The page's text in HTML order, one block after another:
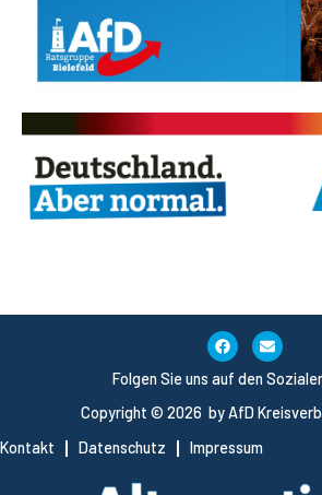
Copyright © 2026 by AfD
Kontakt
Datenschutz Impressum
Folgen Sie uns auf den